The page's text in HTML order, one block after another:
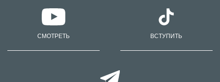
СМОТРЕТЬ ВСТУПИТЬ